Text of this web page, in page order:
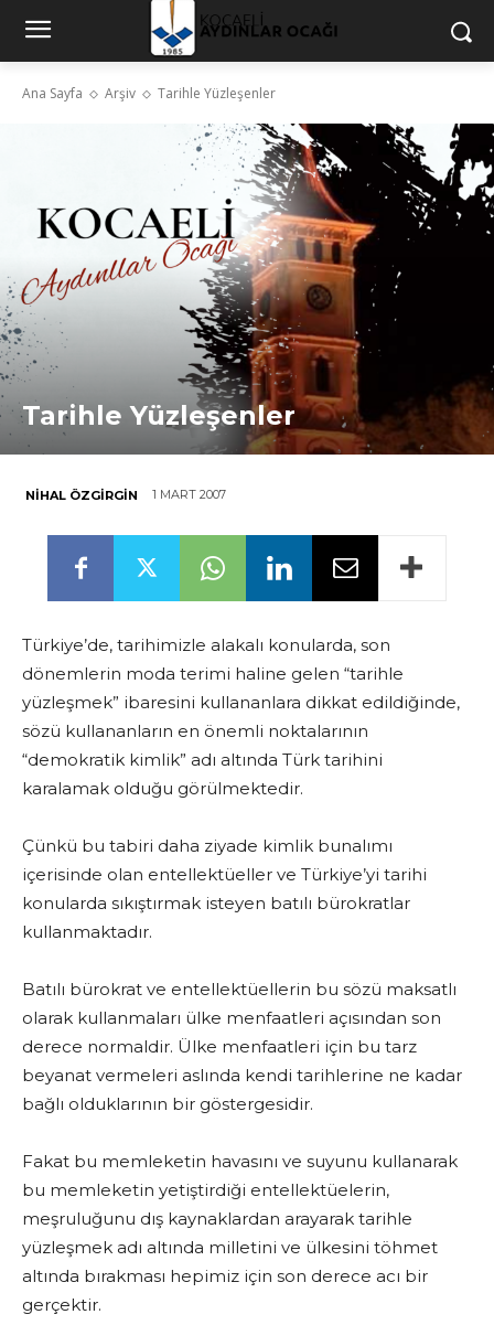
Ana Sayfa Arşiv Tarihle Yüzleşenler
Tarihle Yüzleşenler
NIHAL ÖZGIRGIN 1 MART 2007
Türkiye’de, tarihimizle alakalı konularda, son
dönemlerin moda terimi haline gelen “tarihle
yüzleşmek” ibaresini kullananlara dikkat edildiğinde,
sözü kullananların en önemli noktalarının
“demokratik kimlik” adı altında Türk tarihini
karalamak olduğu görülmektedir.
Çünkü bu tabiri daha ziyade kimlik bunalımı
içerisinde olan entellektüeller ve Türkiye’yi tarihi
konularda sıkıştırmak isteyen batılı bürokratlar
kullanmaktadır.
Batılı bürokrat ve entellektüellerin bu sözü maksatlı
olarak kullanmaları ülke menfaatleri açısından son
derece normaldir. Ülke menfaatleri için bu tarz
beyanat vermeleri aslında kendi tarihlerine ne kadar
bağlı olduklarının bir göstergesidir.
Fakat bu memleketin havasını ve suyunu kullanarak
bu memleketin yetiştirdiği entellektüelerin,
meşruluğunu dış kaynaklardan arayarak tarihle
yüzleşmek adı altında milletini ve ülkesini töhmet
altında bırakması hepimiz için son derece acı bir
gerçektir.